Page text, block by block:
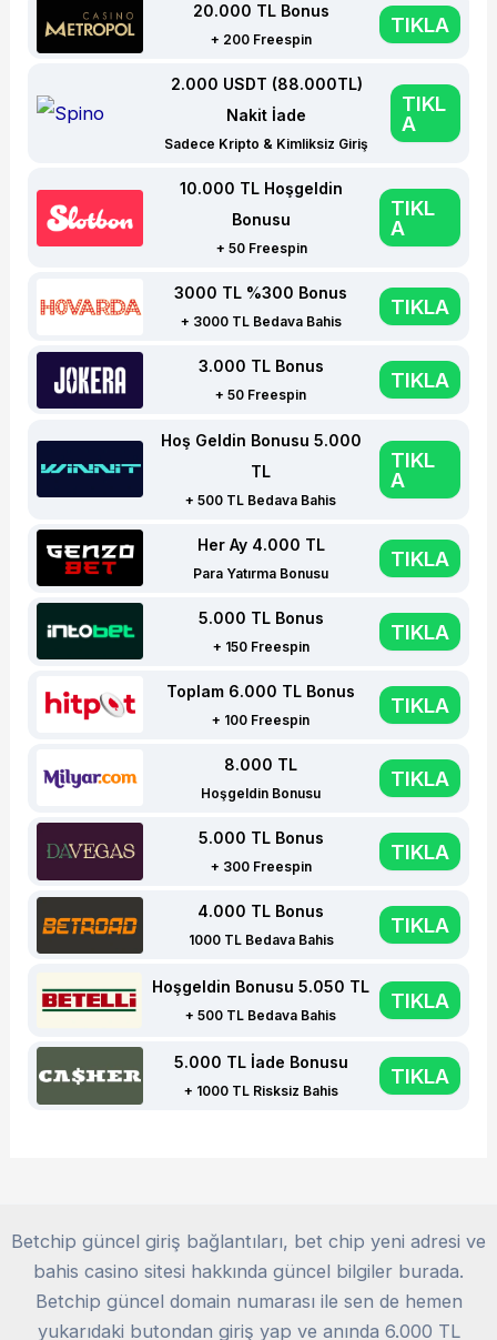
20.000 TL Bonus
+ 200 Freespin
TIKLA
2.000 USDT (88.000TL)
Nakit İade
Sadece Kripto & Kimliksiz Giriş
TIKL
A
10.000 TL Hoşgeldin
Bonusu
+ 50 Freespin
TIKL
A
3000 TL %300 Bonus
+ 3000 TL Bedava Bahis
TIKLA
3.000 TL Bonus
+ 50 Freespin
TIKLA
Hoş Geldin Bonusu 5.000
TL
+ 500 TL Bedava Bahis
TIKL
A
Her Ay 4.000 TL
Para Yatırma Bonusu
TIKLA
5.000 TL Bonus
+ 150 Freespin
TIKLA
Toplam 6.000 TL Bonus
+ 100 Freespin
TIKLA
8.000 TL
Hoşgeldin Bonusu
TIKLA
5.000 TL Bonus
+ 300 Freespin
TIKLA
4.000 TL Bonus
1000 TL Bedava Bahis
TIKLA
Hoşgeldin Bonusu 5.050 TL
+ 500 TL Bedava Bahis
TIKLA
5.000 TL İade Bonusu
+ 1000 TL Risksiz Bahis
TIKLA
Betchip güncel giriş bağlantıları, bet chip yeni adresi ve
bahis casino sitesi hakkında güncel bilgiler burada.
Betchip güncel domain numarası ile sen de hemen
yukarıdaki butondan giriş yap ve anında 6.000 TL